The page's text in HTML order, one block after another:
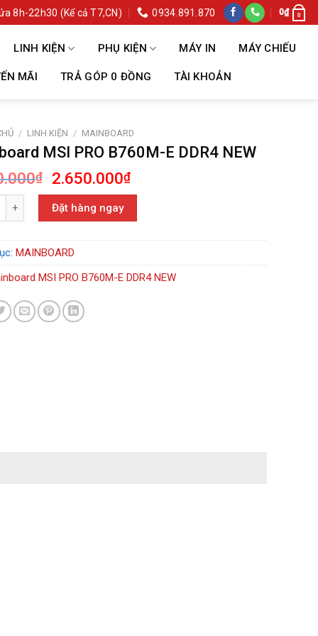
8h-22h30 (Kể cả T7,CN) 0934.891.870 0₫ 0
LINH KIỆN PHỤ KIỆN MÁY IN MÁY CHIẾU
MÃI TRẢ GÓP 0 ĐỒNG TÀI KHOẢN
/ LINH KIỆN / MAINBOARD
MSI PRO B760M-E DDR4 NEW
₫
Giá
gốc
là:
2.990.000₫.
2.650.000₫Giá
hiện
là:
2.650.000₫.
MSI PRO B760M-E DDR4 NEW số lượng
Đặt hàng ngay
MAINBOARD
MSI PRO B760M-E DDR4 NEW